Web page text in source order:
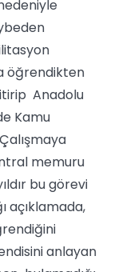
öğrendikten
Anadolu
Kamu
memuru
bu görevi
açıklamada,
anlayan